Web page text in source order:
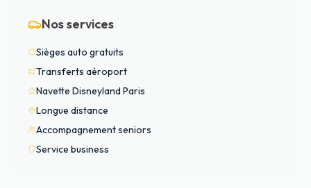
Nos services
Sièges auto gratuits
Transferts aéroport
Navette Disneyland Paris
Longue distance
Accompagnement seniors
Service business